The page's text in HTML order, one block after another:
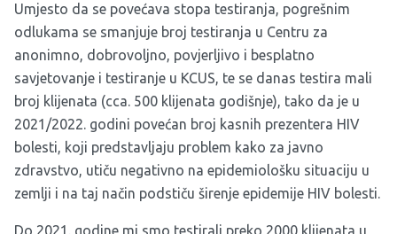
Umjesto da se povećava stopa testiranja, pogrešnim
odlukama se smanjuje broj testiranja u Centru za
anonimno, dobrovoljno, povjerljivo i besplatno
savjetovanje i testiranje u KCUS, te se danas testira mali
broj klijenata (cca. 500 klijenata godišnje), tako da je u
2021/2022. godini povećan broj kasnih prezentera HIV
bolesti, koji predstavljaju problem kako za javno
zdravstvo, utiču negativno na epidemiološku situaciju u
zemlji i na taj način podstiču širenje epidemije HIV bolesti.
Do 2021. godine mi smo testirali preko 2000 klijenata u